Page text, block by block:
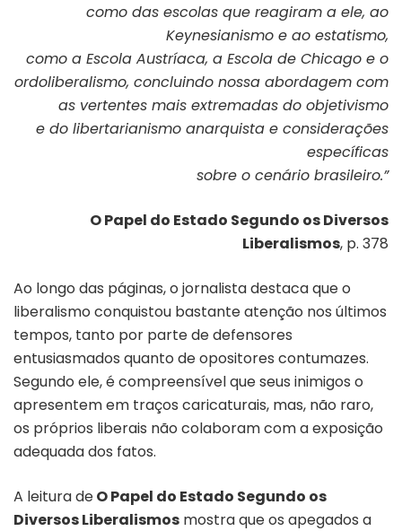
como das escolas que reagiram a ele, ao
Keynesianismo e ao estatismo,
como a Escola Austríaca, a Escola de Chicago e o
ordoliberalismo, concluindo nossa abordagem com
as vertentes mais extremadas do objetivismo
e do libertarianismo anarquista e considerações
específicas
sobre o cenário brasileiro.”
O Papel do Estado Segundo os Diversos
Liberalismos, p. 378
Ao longo das páginas, o jornalista destaca que o
liberalismo conquistou bastante atenção nos últimos
tempos, tanto por parte de defensores
entusiasmados quanto de opositores contumazes.
Segundo ele, é compreensível que seus inimigos o
apresentem em traços caricaturais, mas, não raro,
os próprios liberais não colaboram com a exposição
adequada dos fatos.
A leitura deO Papel do Estado Segundo os
Diversos Liberalismos mostra que os apegados a